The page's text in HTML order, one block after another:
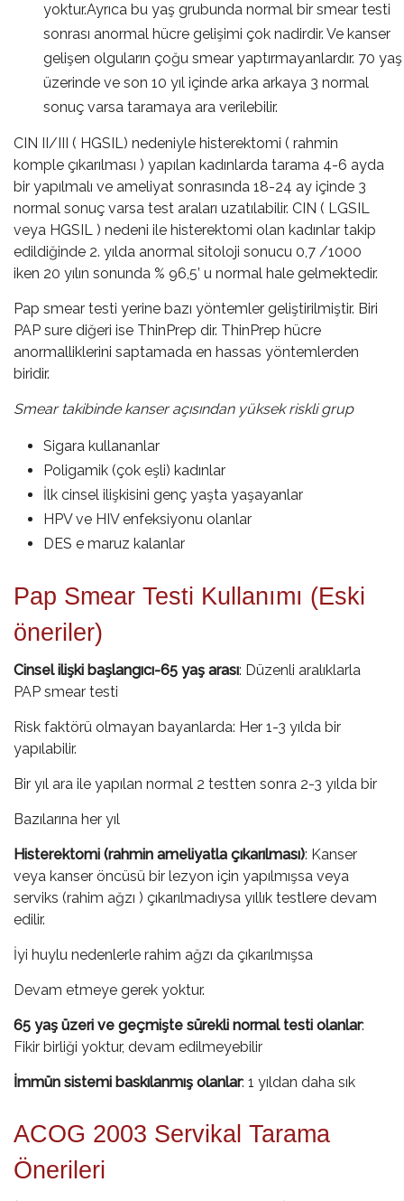
yoktur.Ayrıca bu yaş grubunda normal bir smear testi
sonrası anormal hücre gelişimi çok nadirdir. Ve kanser
gelişen olguların çoğu smear yaptırmayanlardır. 70 yaş
üzerinde ve son 10 yıl içinde arka arkaya 3 normal
sonuç varsa taramaya ara verilebilir.
CIN II/III ( HGSIL) nedeniyle histerektomi ( rahmin
komple çıkarılması ) yapılan kadınlarda tarama 4-6 ayda
bir yapılmalı ve ameliyat sonrasında 18-24 ay içinde 3
normal sonuç varsa test araları uzatılabilir. CIN ( LGSIL
veya HGSIL ) nedeni ile histerektomi olan kadınlar takip
edildiğinde 2. yılda anormal sitoloji sonucu 0,7 /1000
iken 20 yılın sonunda % 96,5’ u normal hale gelmektedir.
Pap smear testi yerine bazı yöntemler geliştirilmiştir. Biri
PAP sure diğeri ise ThinPrep dir. ThinPrep hücre
anormalliklerini saptamada en hassas yöntemlerden
biridir.
Smear takibinde kanser açısından yüksek riskli grup
Sigara kullananlar
Poligamik (çok eşli) kadınlar
İlk cinsel ilişkisini genç yaşta yaşayanlar
HPV ve HIV enfeksiyonu olanlar
DES e maruz kalanlar
Pap Smear Testi Kullanımı (Eski
öneriler)
Cinsel ilişki başlangıcı-65 yaş arası: Düzenli aralıklarla
PAP smear testi
Risk faktörü olmayan bayanlarda: Her 1-3 yılda bir
yapılabilir.
Bir yıl ara ile yapılan normal 2 testten sonra 2-3 yılda bir
Bazılarına her yıl
Histerektomi (rahmin ameliyatla çıkarılması): Kanser
veya kanser öncüsü bir lezyon için yapılmışsa veya
serviks (rahim ağzı ) çıkarılmadıysa yıllık testlere devam
edilir.
İyi huylu nedenlerle rahim ağzı da çıkarılmışsa
Devam etmeye gerek yoktur.
65 yaş üzeri ve geçmişte sürekli normal testi olanlar:
Fikir birliği yoktur, devam edilmeyebilir
İmmün sistemi baskılanmış olanlar: 1 yıldan daha sık
ACOG 2003 Servikal Tarama
Önerileri